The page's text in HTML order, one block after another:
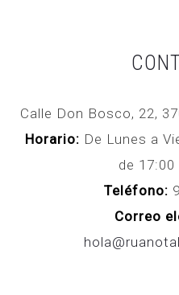
Calle Don Bosco, 22,
Horario: De Lunes a
de
Teléfono:
Correo